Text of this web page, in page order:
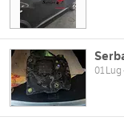
01